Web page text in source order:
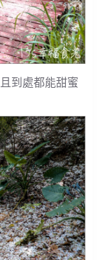
到處都能甜蜜